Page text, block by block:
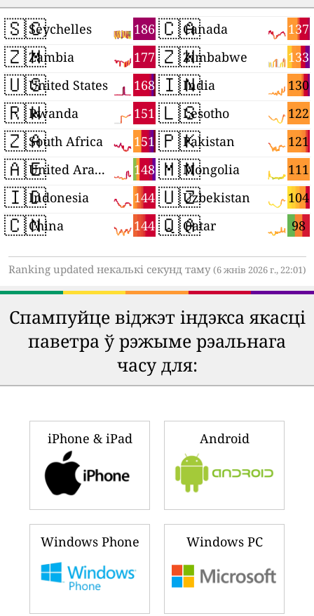
🇸🇨 186
Seychelles
🇿🇲 177
Zambia
🇺🇸 168
United States
🇷🇼 151
Rwanda
🇿🇦 151
South Africa
🇦🇪 148
United Arab Emirates
🇮🇩 144
Indonesia
🇨🇳 144
China
🇨🇦 137
Canada
🇿🇼 133
Zimbabwe
🇮🇳 130
India
🇱🇸 122
Lesotho
🇵🇰 121
Pakistan
🇲🇳 111
Mongolia
🇺🇿 104
Uzbekistan
🇶🇦 98
Qatar
Ranking updated некалькі секунд таму(6 жнів 2026 г., 22:01)
Спампуйце віджэт індэкса якасці
паветра ў рэжыме рэальнага
часу для:
iPhone & iPad Android
Windows Phone Windows PC